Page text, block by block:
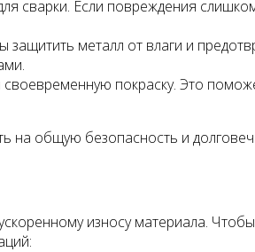
сварки. Если повреждения
металл от влаги и
покраску. Это
на общую безопасность и
износу материала.